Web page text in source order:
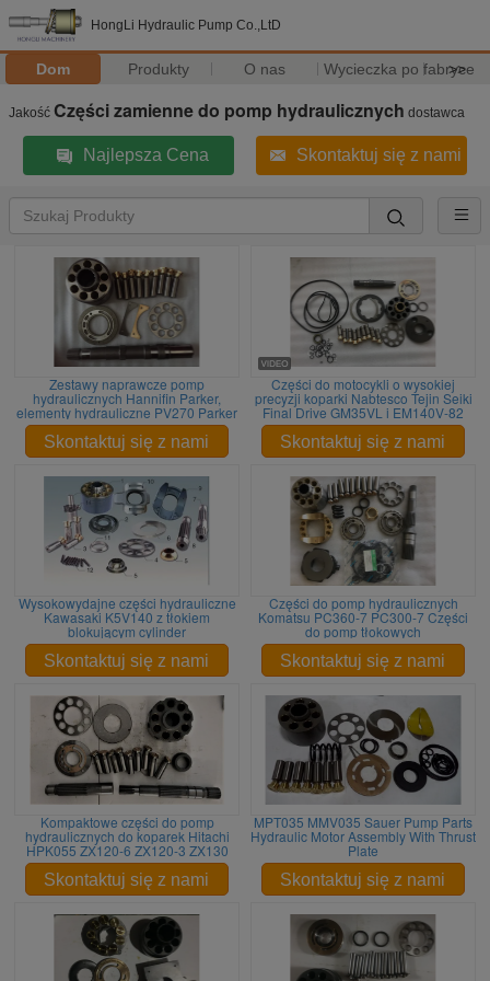
HongLi Hydraulic Pump Co.,LtD
Dom Produkty O nas Wycieczka po fabryce
>>
Jakość Części zamienne do pomp hydraulicznych dostawca
Najlepsza Cena Skontaktuj się z nami
Zestawy naprawcze pomp
hydraulicznych Hannifin Parker,
elementy hydrauliczne PV270 Parker
Skontaktuj się z nami
Części do motocykli o wysokiej
precyzji koparki Nabtesco Tejin Seiki
Final Drive GM35VL i EM140V-82
Skontaktuj się z nami
Wysokowydajne części hydrauliczne
Kawasaki K5V140 z tłokiem
blokującym cylinder
Skontaktuj się z nami
Części do pomp hydraulicznych
Komatsu PC360-7 PC300-7 Części
do pomp tłokowych
Skontaktuj się z nami
Kompaktowe części do pomp
hydraulicznych do koparek Hitachi
HPK055 ZX120-6 ZX120-3 ZX130
Skontaktuj się z nami
MPT035 MMV035 Sauer Pump Parts
Hydraulic Motor Assembly With Thrust
Plate
Skontaktuj się z nami